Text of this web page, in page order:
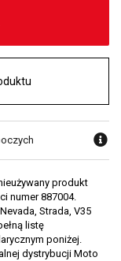
produkt
numer 887004.
Strada, V35
listę
poniżej.
dystrybucji Moto